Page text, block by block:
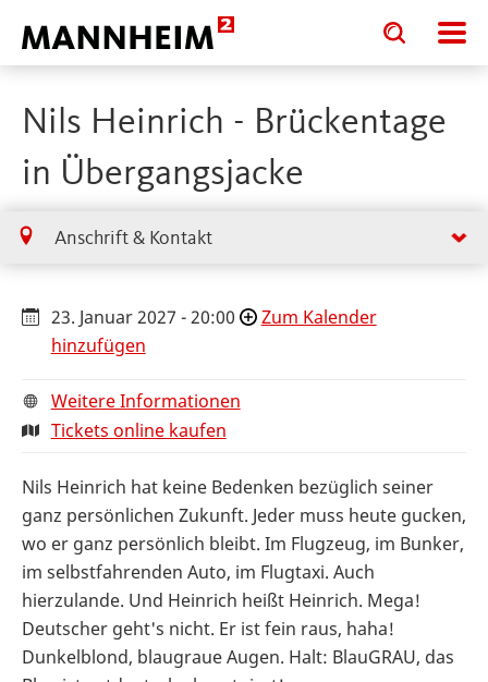
Toggle
search
input
Toggle
search
input
Nils Heinrich - Brückentage
in Übergangsjacke
Anschrift & Kontakt
23. Januar 2027 - 20:00
Zum Kalender
hinzufügen
Weitere Informationen
Tickets online kaufen
Nils Heinrich hat keine Bedenken bezüglich seiner
ganz persönlichen Zukunft. Jeder muss heute gucken,
wo er ganz persönlich bleibt. Im Flugzeug, im Bunker,
im selbstfahrenden Auto, im Flugtaxi. Auch
hierzulande. Und Heinrich heißt Heinrich. Mega!
Deutscher geht's nicht. Er ist fein raus, haha!
Dunkelblond, blaugraue Augen. Halt: BlauGRAU, das